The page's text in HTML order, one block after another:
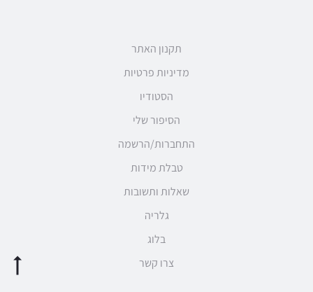
תקנון האתר
מדיניות פרטיות
הסטודיו
הסיפור שלי
התחברות/הרשמה
טבלת מידות
שאלות ותשובות
גלריה
בלוג
צרו קשר